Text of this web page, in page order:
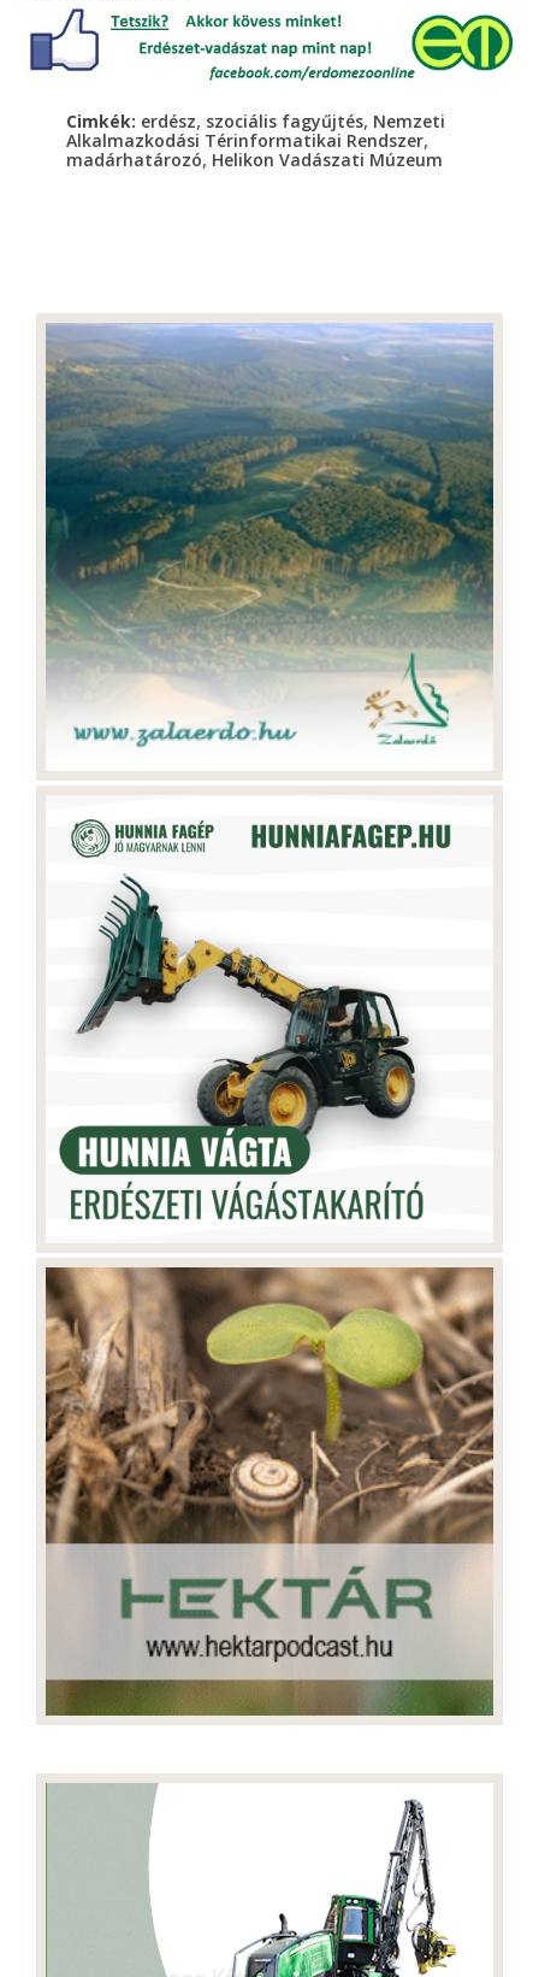
Cimkék: erdész, szociális fagyűjtés, Nemzeti
Alkalmazkodási Térinformatikai Rendszer,
madárhatározó, Helikon Vadászati Múzeum